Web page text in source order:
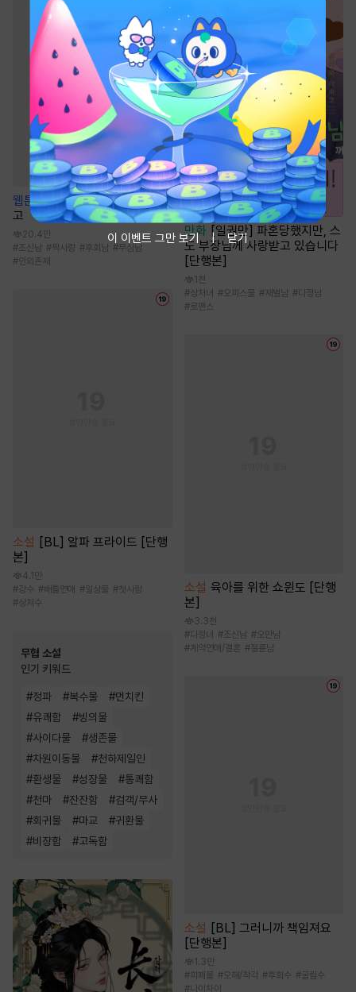
웹툰 우리의 죄를 사하지 마시옵
고
20.4만
#조신남 #짝사랑 #후회남 #무심남
#인외존재
소설 [BL] 알파 프라이드 [단행
본]
4.1만
#강수 #배틀연애 #일상물 #첫사랑
#상처수
무협 소설
인기 키워드
#정파 #복수물 #먼치킨
#유쾌함 #빙의물
#사이다물 #생존물
#차원이동물 #천하제일인
#환생물 #성장물 #통쾌함
#천마 #잔잔함 #검객/무사
#회귀물 #마교 #귀환물
#비장함 #고독함
만화 [일권만] 파혼당했지만, 스
도 부장님께 사랑받고 있습니다
[단행본]
1천
#상처녀 #오피스물 #재벌남 #다정남
#로맨스
소설 육아를 위한 쇼윈도 [단행
본]
3.3천
#다정녀 #조신남 #오만남
#계약연애/결혼 #절륜남
소설
[BL] 그러니까 책임져요
[단행본]
1.3만
#피폐물 #오해/착각 #후회수 #굴림수
#나이차이
이 이벤트 그만 보기 닫기